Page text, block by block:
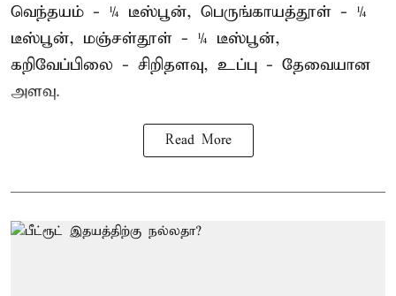
வெந்தயம் - ¼ டீஸ்பூன், பெருங்காயத்தூள் - ¼
டீஸ்பூன், மஞ்சள்தூள் - ¼ டீஸ்பூன்,
கறிவேப்பிலை - சிறிதளவு, உப்பு - தேவையான
அளவு.
Read More